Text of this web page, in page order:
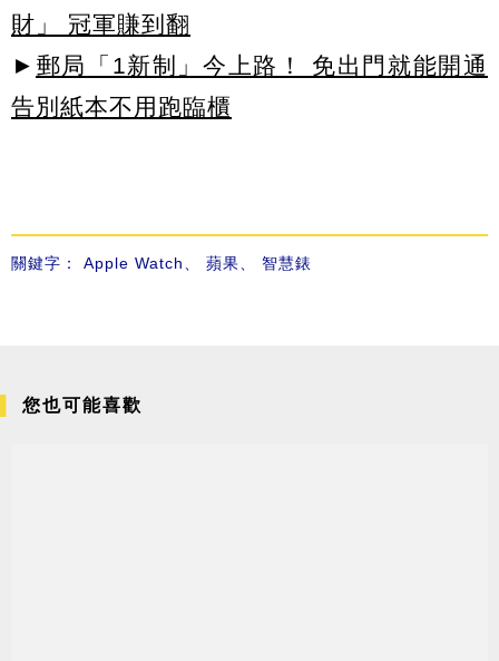
財」 冠軍賺到翻
► 郵局「1新制」今上路！ 免出門就能開通
告別紙本不用跑臨櫃
關鍵字： Apple Watch 蘋果 智慧錶
您也可能喜歡